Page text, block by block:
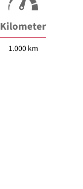
Kilometer
1.000 km